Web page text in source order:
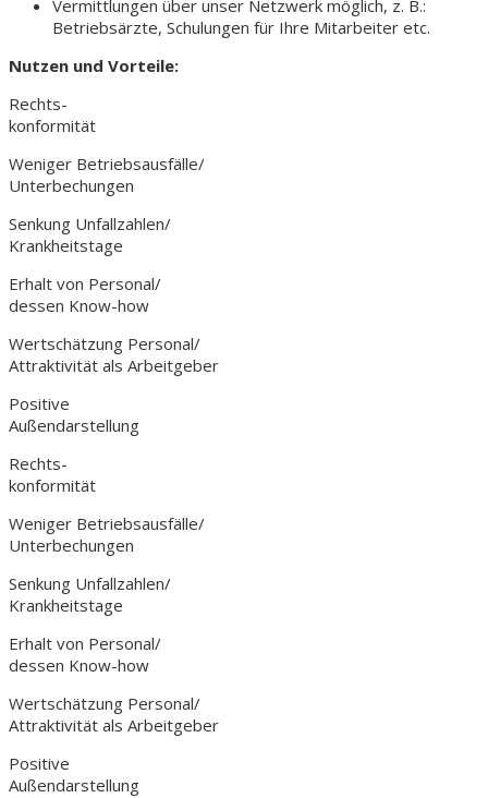
Vermittlungen über unser Netzwerk möglich, z. B.:
Betriebsärzte, Schulungen für Ihre Mitarbeiter etc.
Nutzen und Vorteile:
Rechts-
konformität
Weniger Betriebsausfälle/
Unterbechungen
Senkung Unfallzahlen/
Krankheitstage
Erhalt von Personal/
dessen Know-how
Wertschätzung Personal/
Attraktivität als Arbeitgeber
Positive
Außendarstellung
Rechts-
konformität
Weniger Betriebsausfälle/
Unterbechungen
Senkung Unfallzahlen/
Krankheitstage
Erhalt von Personal/
dessen Know-how
Wertschätzung Personal/
Attraktivität als Arbeitgeber
Positive
Außendarstellung